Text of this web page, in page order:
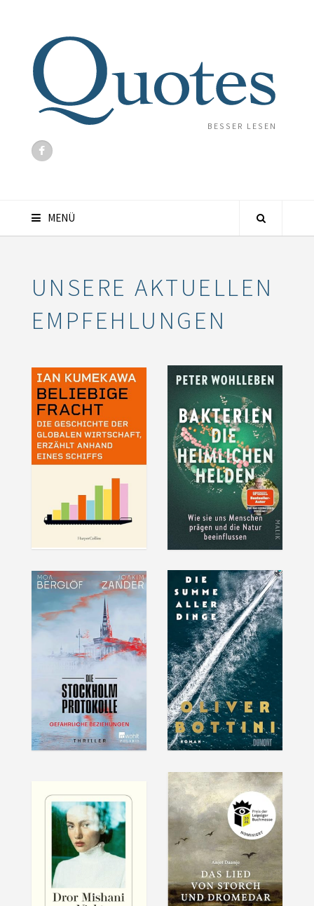
BESSER LESEN
MENÜ
UNSERE AKTUELLEN
EMPFEHLUNGEN